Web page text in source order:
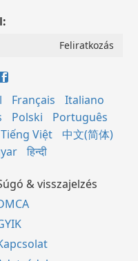
Français
Italiano
Polski
Português
Tiếng Việt
中文(简体)
हिन्दी
& visszajelzés